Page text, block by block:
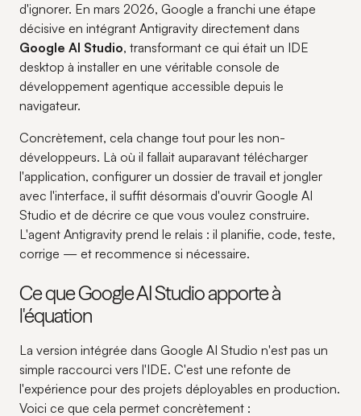
d'ignorer. En mars 2026, Google a franchi une étape
décisive en intégrant Antigravity directement dans
Google AI Studio, transformant ce qui était un IDE
desktop à installer en une véritable console de
développement agentique accessible depuis le
navigateur.
Concrètement, cela change tout pour les non-
développeurs. Là où il fallait auparavant télécharger
l'application, configurer un dossier de travail et jongler
avec l'interface, il suffit désormais d'ouvrir Google AI
Studio et de décrire ce que vous voulez construire.
L'agent Antigravity prend le relais : il planifie, code, teste,
corrige — et recommence si nécessaire.
Ce que Google AI Studio apporte à
l'équation
La version intégrée dans Google AI Studio n'est pas un
simple raccourci vers l'IDE. C'est une refonte de
l'expérience pour des projets déployables en production.
Voici ce que cela permet concrètement :